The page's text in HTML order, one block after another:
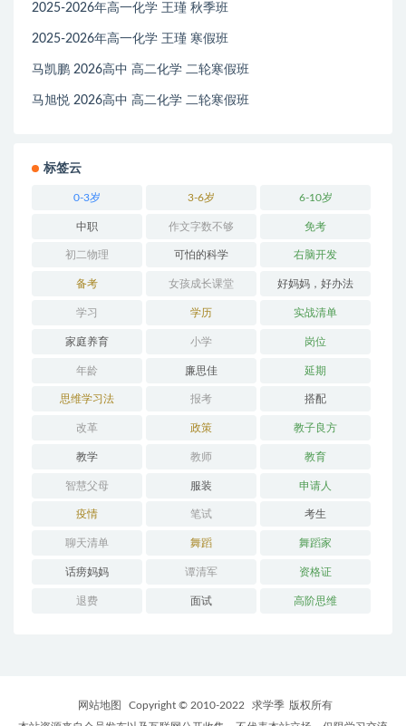
2025-2026年高一化学 王瑾 秋季班
2025-2026年高一化学 王瑾 寒假班
马凯鹏 2026高中 高二化学 二轮寒假班
马旭悦 2026高中 高二化学 二轮寒假班
标签云
0-3岁 3-6岁 6-10岁
中职 作文字数不够 免考
初二物理 可怕的科学 右脑开发
备考 女孩成长课堂 好妈妈，好办法
学习 学历 实战清单
家庭养育 小学 岗位
年龄 廉思佳 延期
思维学习法 报考 搭配
改革 政策 教子良方
教学 教师 教育
智慧父母 服装 申请人
疫情 笔试 考生
聊天清单 舞蹈 舞蹈家
话痨妈妈 谭清军 资格证
退费 面试 高阶思维
网站地图 Copyright © 2010-2022 求学季 版权所有